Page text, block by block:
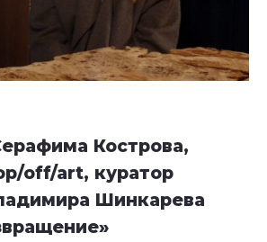
Кострова,
off/art, куратор
Шинкарева